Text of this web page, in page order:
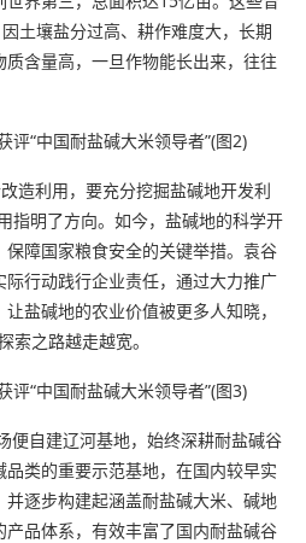
土壤盐分过高、耕作难度大，长期
含量高，一旦作物能长出来，往往
造利用，要充分挖掘盐碱地开发利
指明了方向。如今，盐碱地的科学开
障国家粮食安全的关键举措。袁谷
行动践行企业责任，通过大力推广
盐碱地的农业价值被更多人知晓，
索之路越走越宽。
便自建辽河基地，始终深耕耐盐碱谷
类的重要示范基地，在国内较早实
逐步构建起涵盖耐盐碱大米、碱地
品体系，有效丰富了国内耐盐碱谷